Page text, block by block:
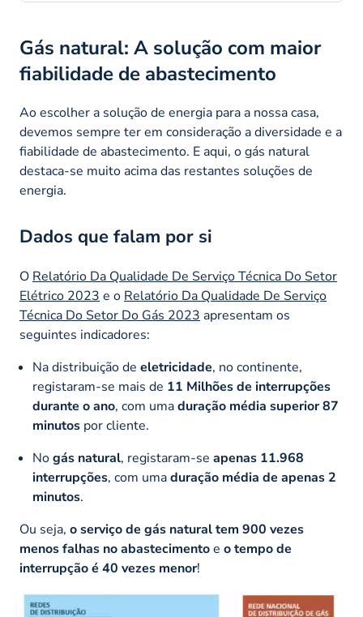
Gás natural: A solução com maior
fiabilidade de abastecimento
Ao escolher a solução de energia para a nossa casa,
devemos sempre ter em consideração a diversidade e a
fiabilidade de abastecimento. E aqui, o gás natural
destaca-se muito acima das restantes soluções de
energia.
Dados que falam por si
O Relatório Da Qualidade De Serviço Técnica Do Setor
Elétrico 2023 e o Relatório Da Qualidade De Serviço
Técnica Do Setor Do Gás 2023 apresentam os
seguintes indicadores:
Na distribuição de eletricidade, no continente,
registaram-se mais de 11 Milhões de interrupções
durante o ano, com umaduração média superior 87
minutos por cliente.
Nogás natural, registaram-se apenas 11.968
interrupções, com umaduração média de apenas 2
minutos​.
Ou seja, o serviço de gás natural tem 900 vezes
menos falhas no abastecimentoe o tempo de
interrupção é 40 vezes menor!